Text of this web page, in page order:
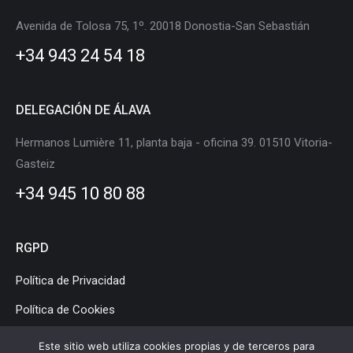
windowwindow
in
window
in
window
in
window
in
Avenida de Tolosa 75, 1º. 20018 Donostia-San Sebastián
+34 943 24 54 18
DELEGACIÓN DE ÁLAVA
Hermanos Lumière 11, planta baja - oficina 39. 01510 Vitoria-
Gasteiz
+34 945 10 80 88
RGPD
Política de Privacidad
Política de Cookies
Aviso Legal
Este sitio web utiliza cookies propias y de terceros para